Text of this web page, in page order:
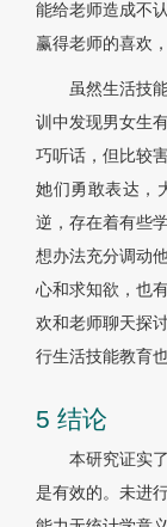
能给老师造成不
赢得老师的喜欢
虽然生活技
训中发现男女生
巧听话，但比较
她们勇敢表达，
逆，存在着有些
想办法充分调动
心和求知欲，也
欢和老师聊天探
行生活技能教育
5 结论
本研究证实
是有效的。未进